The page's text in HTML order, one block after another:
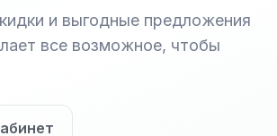
и выгодные предложения
все возможное, чтобы